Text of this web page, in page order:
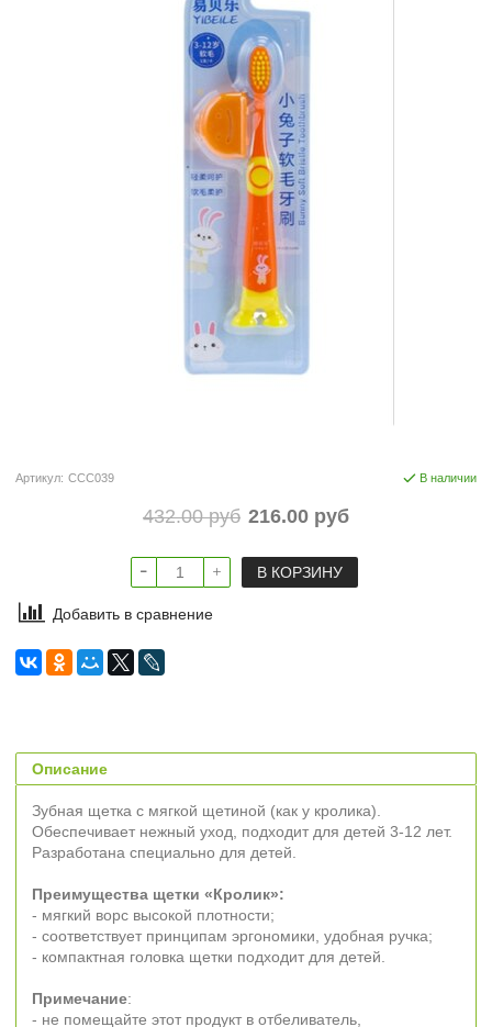
Артикул: CCC039 В наличии
432.00 руб 216.00 руб
В КОРЗИНУ
Добавить в сравнение
Описание
Зубная щетка с мягкой щетиной (как у кролика).
Обеспечивает нежный уход, подходит для детей 3-12 лет.
Разработана специально для детей.
Преимущества щетки «Кролик»:
- мягкий ворс высокой плотности;
- соответствует принципам эргономики, удобная ручка;
- компактная головка щетки подходит для детей.
Примечание:
- не помещайте этот продукт в отбеливатель,